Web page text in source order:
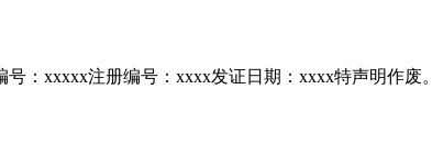
：xxxxx注册编号：xxxx发证日期：xxxx特声明作废。